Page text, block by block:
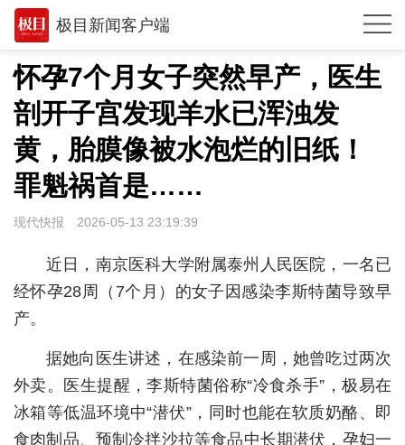
极目新闻客户端
推荐
观点
时政
湖北
武汉
世相
环球
专题
极客圈
经济
城建
怀孕7个月女子突然早产，医生
剖开子宫发现羊水已浑浊发
黄，胎膜像被水泡烂的旧纸！
罪魁祸首是……
现代快报 2026-05-13 23:19:39
近日，南京医科大学附属泰州人民医院，一名已
经怀孕28周（7个月）的女子因感染李斯特菌导致早
产。
据她向医生讲述，在感染前一周，她曾吃过两次
外卖。医生提醒，李斯特菌俗称“冷食杀手”，极易在
冰箱等低温环境中“潜伏”，同时也能在软质奶酪、即
食肉制品、预制冷拌沙拉等食品中长期潜伏，孕妇一